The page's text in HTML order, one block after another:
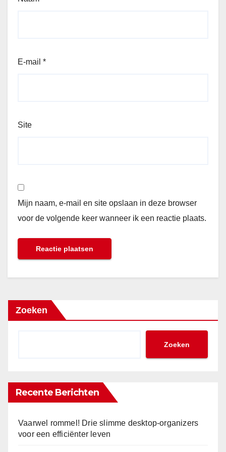
E-mail *
Site
Mijn naam, e-mail en site opslaan in deze browser
voor de volgende keer wanneer ik een reactie plaats.
Zoeken
Zoeken
Recente Berichten
Vaarwel rommel! Drie slimme desktop-organizers
voor een efficiënter leven